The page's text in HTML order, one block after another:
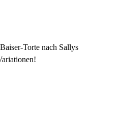
Torte nach Sallys